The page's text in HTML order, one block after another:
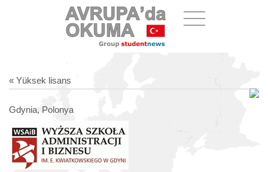
« Yüksek lisans
Gdynia, Polonya